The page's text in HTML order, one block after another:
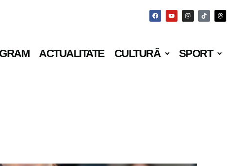
ACTUALITATE CULTURĂ SPORT